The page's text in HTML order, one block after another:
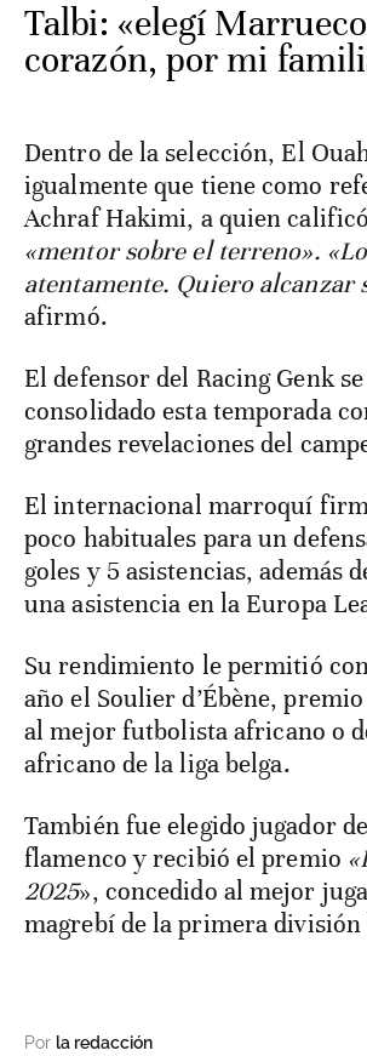
Talbi: «elegí
corazón, por mi
Dentro de la selección, El
igualmente que tiene como
Achraf Hakimi, a quien
«mentor sobre el terreno».
atentamente. Quiero alcanzar
afirmó.
El defensor del Racing Genk
consolidado esta temporada
grandes revelaciones del
El internacional marroquí
poco habituales para un
goles y 5 asistencias, además
una asistencia en la Europa
Su rendimiento le permitió
año el Soulier d’Ébène,
al mejor futbolista africano o
africano de la liga belga.
También fue elegido jugador
flamenco y recibió el premio
2025», concedido al mejor
magrebí de la primera división
Por la redacción